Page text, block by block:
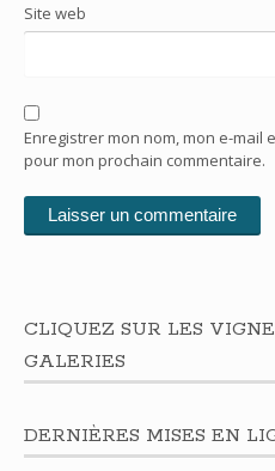
Site web
Enregistrer mon nom, mon e-mail
pour mon prochain commentaire.
CLIQUEZ SUR LES
GALERIES
DERNIÈRES MISES EN